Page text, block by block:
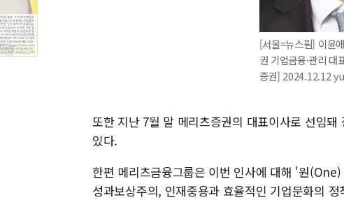
[서울=뉴스핌] 이윤
권 기업금융·관리
증권] 2024.12.12
또한 지난 7월 말 메리츠증권의 대표이사로 선임
있다.
한편 메리츠금융그룹은 이번 인사에 대해 '원
성과보상주의, 인재중용과 효율적인 기업문화의